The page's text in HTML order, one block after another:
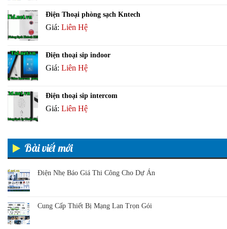
Điện Thoại phòng sạch Kntech
Giá: Liên Hệ
Điện thoại sip indoor
Giá: Liên Hệ
Điện thoại sip intercom
Giá: Liên Hệ
Bài viết mới
Điện Nhẹ Báo Giá Thi Công Cho Dự Án
Cung Cấp Thiết Bị Mạng Lan Trọn Gói